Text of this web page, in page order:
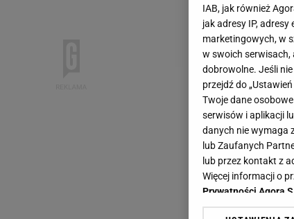
IAB, jak również
jak adresy IP,
marketingowych, w
w swoich serwisach,
dobrowolne. Jeśli
przejdź do
Twoje dane
serwisów i aplikacji
danych nie wymaga
lub Zaufanych
lub przez kontakt z
Więcej informacji o
Prywatności Agora